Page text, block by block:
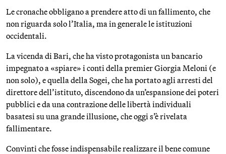
Le cronache obbligano a prendere atto di un fallimento, che
non riguarda solo l’Italia, ma in generale le istituzioni
occidentali.
La vicenda di Bari, che ha visto protagonista un bancario
impegnato a «spiare» i conti della premier Giorgia Meloni (e
non solo), e quella della Sogei, che ha portato agli arresti del
direttore dell’istituto, discendono da un’espansione dei poteri
pubblici e da una contrazione delle libertà individuali
basatesi su una grande illusione, che oggi s’è rivelata
fallimentare.
Convinti che fosse indispensabile realizzare il bene comune